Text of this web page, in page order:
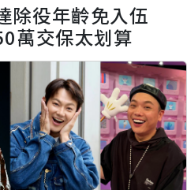
除役年齡免入伍
萬交保太划算